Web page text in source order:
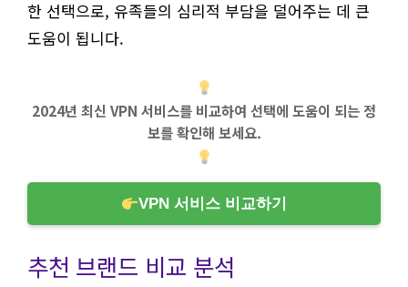
한 선택으로, 유족들의 심리적 부담을 덜어주는 데 큰
도움이 됩니다.
2024년 최신 VPN 서비스를 비교하여 선택에 도움이 되는 정
보를 확인해 보세요.
VPN 서비스 비교하기
추천 브랜드 비교 분석